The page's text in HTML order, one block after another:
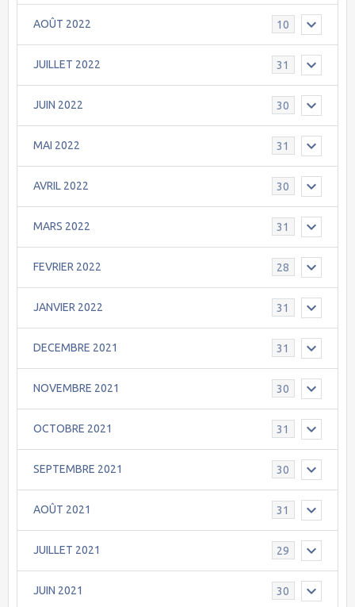
AOÛT 2022 10
JUILLET 2022 31
JUIN 2022 30
MAI 2022 31
AVRIL 2022 30
MARS 2022 31
FEVRIER 2022 28
JANVIER 2022 31
DECEMBRE 2021 31
NOVEMBRE 2021 30
OCTOBRE 2021 31
SEPTEMBRE 2021 30
AOÛT 2021 31
JUILLET 2021 29
JUIN 2021 30